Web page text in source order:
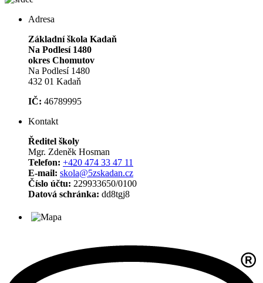
Adresa
Základní škola Kadaň
Na Podlesí 1480
okres Chomutov
Na Podlesí 1480
432 01 Kadaň
IČ: 46789995
Kontakt
Ředitel školy
Mgr. Zdeněk Hosman
Telefon: +420 474 33 47 11
E-mail: skola@5zskadan.cz
Číslo účtu: 229933650/0100
Datová schránka: dd8tgj8